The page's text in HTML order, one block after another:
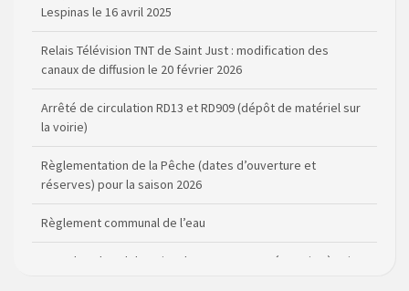
Relais Télévision TNT de Saint Just : modification des
canaux de diffusion le 20 février 2026
Arrêté de circulation RD13 et RD909 (dépôt de matériel sur
la voirie)
Règlementation de la Pêche (dates d’ouverture et
réserves) pour la saison 2026
Règlement communal de l’eau
Agenda Culturel de Saint Flour Communauté Janvier à Juin
Horaire des bus scolaires passant sur la commune